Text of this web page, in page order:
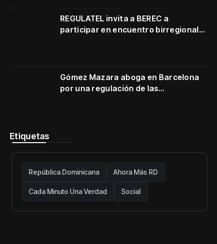
REGULATEL invita a BEREC a
participar en encuentro birregional
Gómez Mazara aboga en Barcelona
por una regulación de las
Etiquetas
República Dominicana Ahora Más RD
Cada Minuto Una Verdad Social